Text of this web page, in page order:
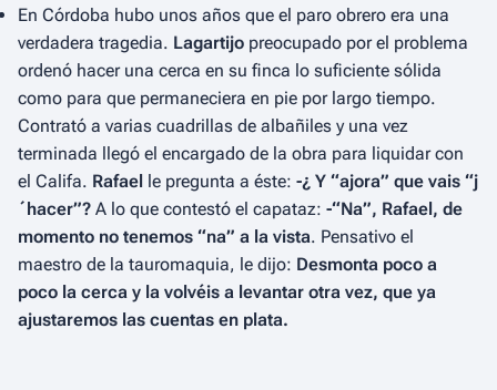
En Córdoba hubo unos años que el paro obrero era una
verdadera tragedia. Lagartijo preocupado por el problema
ordenó hacer una cerca en su finca lo suficiente sólida
como para que permaneciera en pie por largo tiempo.
Contrató a varias cuadrillas de albañiles y una vez
terminada llegó el encargado de la obra para liquidar con
el Califa. Rafael le pregunta a éste: -¿ Y “ajora” que vais “j
´hacer”? A lo que contestó el capataz: -“Na”, Rafael, de
momento no tenemos “na” a la vista. Pensativo el
maestro de la tauromaquia, le dijo: Desmonta poco a
poco la cerca y la volvéis a levantar otra vez, que ya
ajustaremos las cuentas en plata.